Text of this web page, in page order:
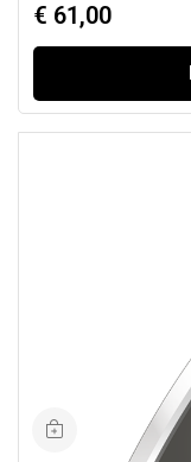
€ 61,00